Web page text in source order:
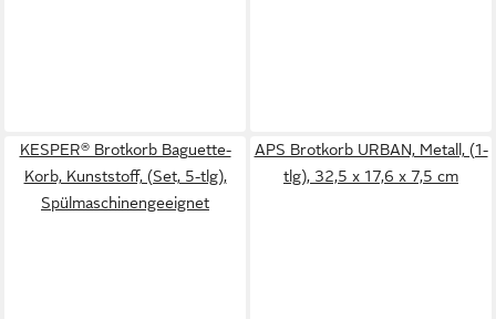
KESPER® Brotkorb Baguette-
Korb, Kunststoff, (Set, 5-tlg),
Spülmaschinengeeignet
APS Brotkorb URBAN, Metall, (1-
tlg), 32,5 x 17,6 x 7,5 cm